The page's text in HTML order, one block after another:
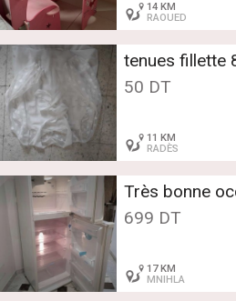
14 KM
RAOUED
tenues fillette
50 DT
11 KM
RADÈS
Très bonne
699 DT
17 KM
MNIHLA